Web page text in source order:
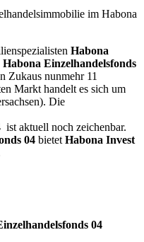
Habona
Habona Einzelhandelsfonds
Zukaus nunmehr 11
Markt handelt es sich um
Die
ist aktuell noch zeichenbar.
04 bietet Habona Invest
04